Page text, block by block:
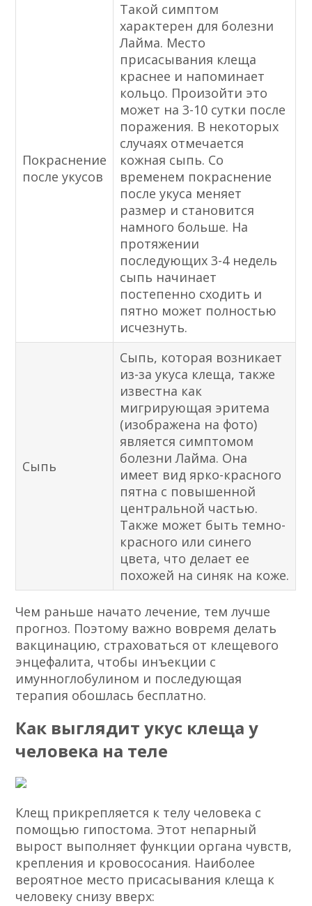
Покраснение
после укусов
Такой симптом
характерен для болезни
Лайма. Место
присасывания клеща
краснее и напоминает
кольцо. Произойти это
может на 3-10 сутки после
поражения. В некоторых
случаях отмечается
кожная сыпь. Со
временем покраснение
после укуса меняет
размер и становится
намного больше. На
протяжении
последующих 3-4 недель
сыпь начинает
постепенно сходить и
пятно может полностью
исчезнуть.
Сыпь
Сыпь, которая возникает
из-за укуса клеща, также
известна как
мигрирующая эритема
(изображена на фото)
является симптомом
болезни Лайма. Она
имеет вид ярко-красного
пятна с повышенной
центральной частью.
Также может быть темно-
красного или синего
цвета, что делает ее
похожей на синяк на коже.
Чем раньше начато лечение, тем лучше
прогноз. Поэтому важно вовремя делать
вакцинацию, страховаться от клещевого
энцефалита, чтобы инъекции с
имунноглобулином и последующая
терапия обошлась бесплатно.
Как выглядит укус клеща у
человека на теле
Клещ прикрепляется к телу человека с
помощью гипостома. Этот непарный
вырост выполняет функции органа чувств,
крепления и кровососания. Наиболее
вероятное место присасывания клеща к
человеку снизу вверх: